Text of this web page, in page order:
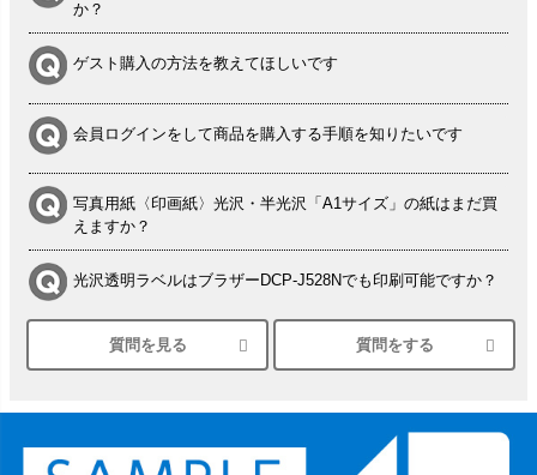
か？
ゲスト購入の方法を教えてほしいです
会員ログインをして商品を購入する手順を知りたいです
写真用紙〈印画紙〉光沢・半光沢「A1サイズ」の紙はまだ買
えますか？
光沢透明ラベルはブラザーDCP-J528Nでも印刷可能ですか？
シルバーペーパーにEPSON EP-30VAで印刷するときの設定
は？
ーSC-P8050に対応してますか
質問を見る 質問をする